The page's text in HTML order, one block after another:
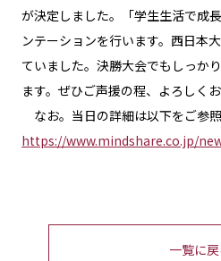
が決定しました。「学生生活で成
ンテーションを行います。西日本
ていました。決勝大会でもしっか
ます。ぜひご声援の程、よろしくお
なお。当日の詳細は以下をご参照
https://www.mindshare.co.jp/
一覧に戻